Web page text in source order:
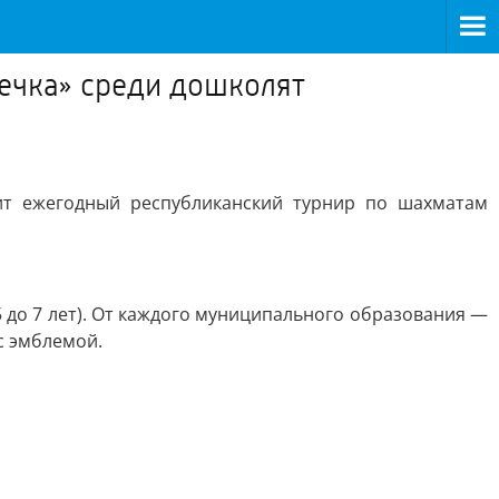
среди дошколят
ежегодный республиканский турнир по шахматам
7 лет). От каждого муниципального образования —
эмблемой.